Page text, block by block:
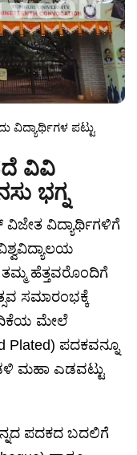
ವಿದ್ಯಾರ್ಥಿಗಳ ಪಟ್ಟು
ವಿವಿ
ಭಗ್ನ
ವಿದ್ಯಾರ್ಥಿಗಳಿಗೆ
ಹೆತ್ತವರೊಂದಿಗೆ
ಸಮಾರಂಭಕ್ಕೆ
ಮೇಲೆ
Plated) ಪದಕವನ್ನೂ
ಮಹಾ ಎಡವಟ್ಟು
ಪದಕದ ಬದಲಿಗೆ